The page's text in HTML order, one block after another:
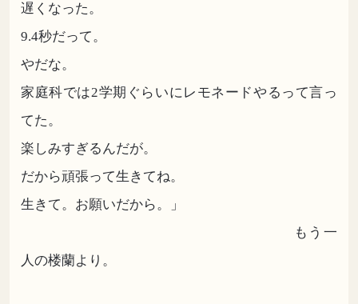
遅くなった。
9.4秒だって。
やだな。
家庭科では2学期ぐらいにレモネードやるって言っ
てた。
楽しみすぎるんだが。
だから頑張って生きてね。
生きて。お願いだから。」
もう一
人の楼蘭より。